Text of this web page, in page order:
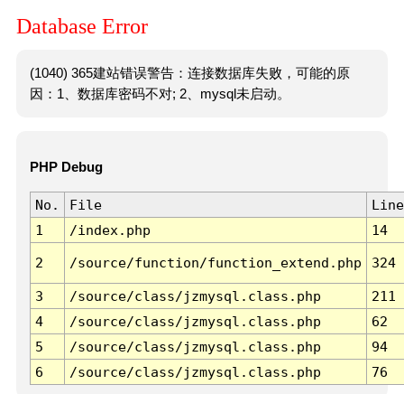
Database Error
(1040) 365建站错误警告：连接数据库失败，可能的原
因：1、数据库密码不对; 2、mysql未启动。
PHP Debug
No. File
Line
1
/index.php 14
2 /source/function/function_extend.php 324
3 /source/class/jzmysql.class.php
211
4
/source/class/jzmysql.class.php
62
5
/source/class/jzmysql.class.php
94
6
/source/class/jzmysql.class.php 76